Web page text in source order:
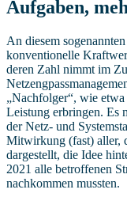
Aufgaben,
An diesem
konventionelle
deren Zahl nimmt im
„Nachfolger“, wie
Leistung erbringen. Es
der Netz- und
Mitwirkung (fast) aller,
dargestellt, die Idee
2021 alle betroffenen
nachkommen mussten.